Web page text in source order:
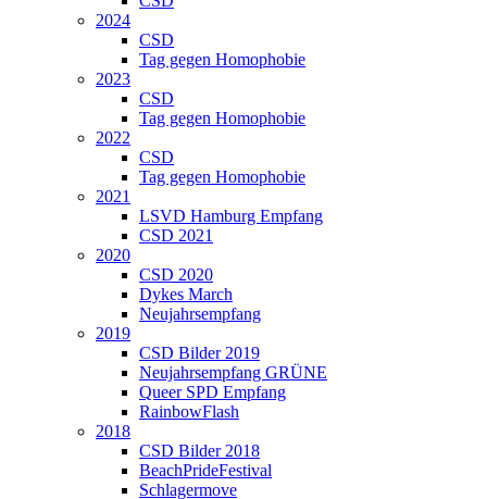
2024
CSD
Tag gegen Homophobie
2023
CSD
Tag gegen Homophobie
2022
CSD
Tag gegen Homophobie
2021
LSVD Hamburg Empfang
CSD 2021
2020
CSD 2020
Dykes March
Neujahrsempfang
2019
CSD Bilder 2019
Neujahrsempfang GRÜNE
Queer SPD Empfang
RainbowFlash
2018
CSD Bilder 2018
BeachPrideFestival
Schlagermove